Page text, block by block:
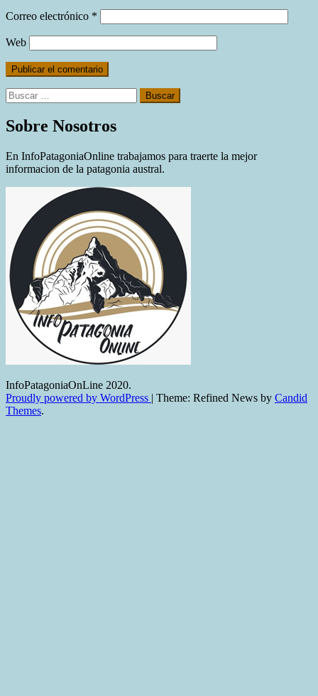
Correo electrónico *
Web
Buscar:
Sobre Nosotros
En InfoPatagoniaOnline trabajamos para traerte la mejor
informacion de la patagonia austral.
InfoPatagoniaOnLine 2020.
Proudly powered by WordPress | Theme: Refined News by Candid
Themes.